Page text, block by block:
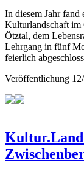
In diesem Jahr fand
Kulturlandschaft im
Ötztal, dem
Lehrgang in fünf
feierlich
Veröffentlichung